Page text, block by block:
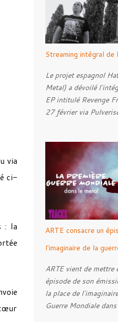
via
ci-
: la
Streaming intégral
Le projet espagnol
Metal) a dévoilé
EP intitulé Revenge
27 février via
et mixé par Santi et
par Luxi Lahtinen.
Grave 02. The
Somber Night 04.
Vile 05. Revenge
Sense Of Fear
ARTE consacre un
l'imaginaire de la
ARTE vient de mettre
épisode de son
la place de
Guerre Mondiale